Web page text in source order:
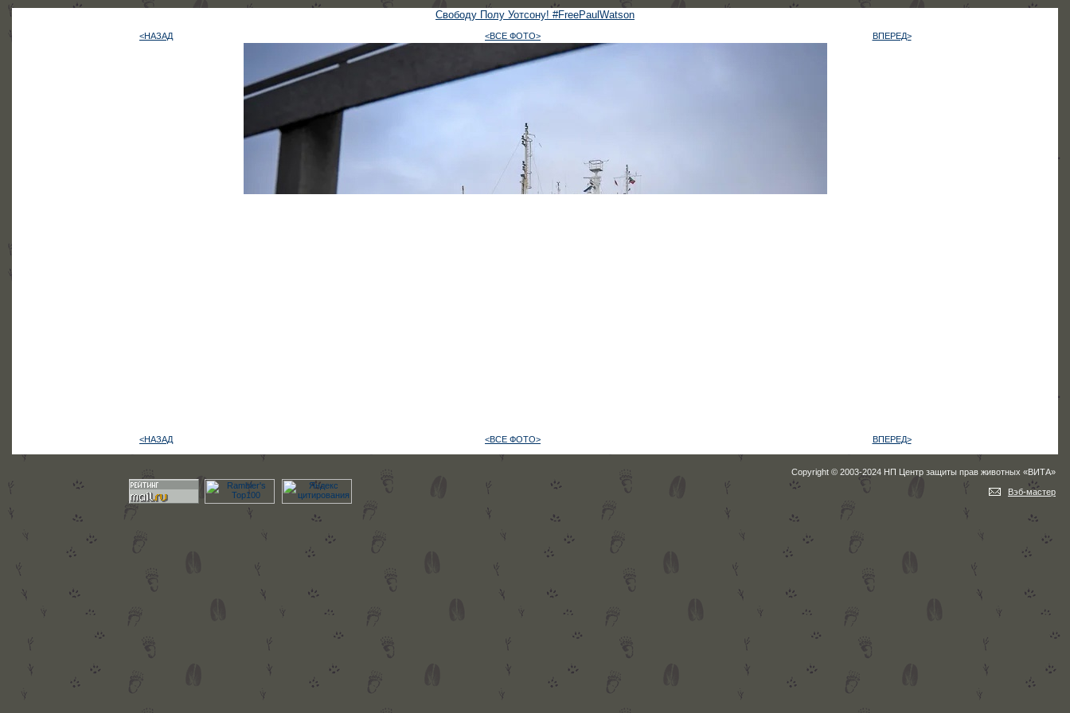
Свободу Полу Уотсону! #FreePaulWatson
<НАЗАД <ВСЕ ФОТО> ВПЕРЕД>
<НАЗАД <ВСЕ ФОТО> ВПЕРЕД>
Copyright © 2003-2024 НП Центр защиты прав животных «ВИТА»
Вэб-мастер